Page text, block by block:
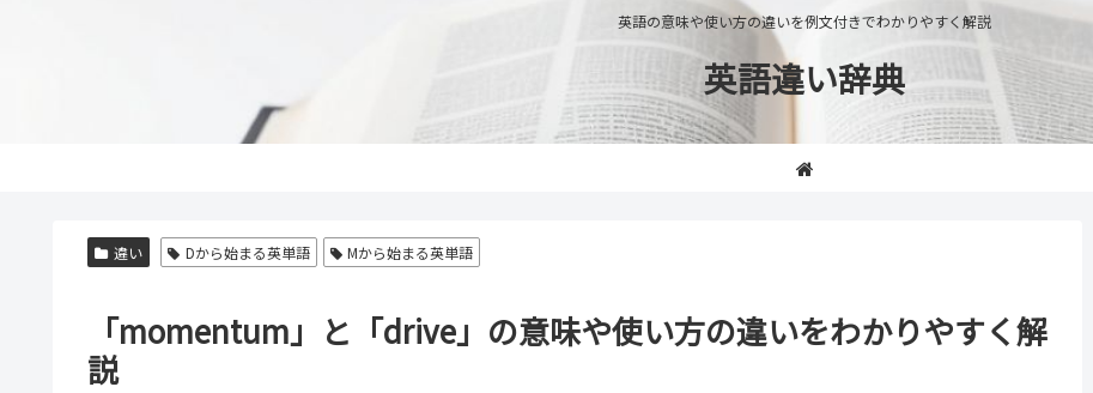
英語の意味や使い方の違いを例文付きでわかりやすく解説
英語違い辞典
違い Dから始まる英単語 Mから始まる英単語
「momentum」と「drive」の意味や使い方の違いをわかりやすく解
説